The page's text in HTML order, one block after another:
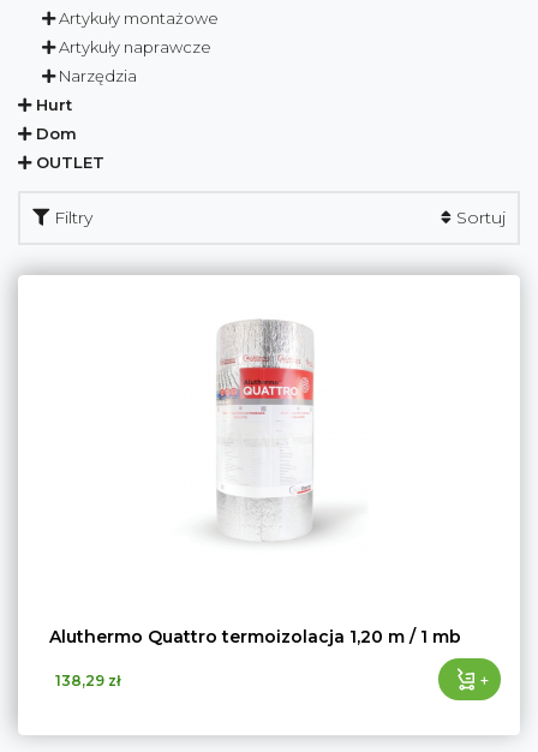
Artykuły montażowe
Artykuły naprawcze
Narzędzia
Hurt
Dom
OUTLET
Filtry Sortuj
Aluthermo Quattro termoizolacja 1,20 m / 1 mb
138,29 zł +